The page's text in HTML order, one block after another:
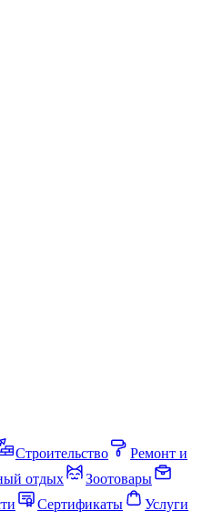
Строительство
Ремонт и
отдых
Зоотовары
Сертификаты
Услуги